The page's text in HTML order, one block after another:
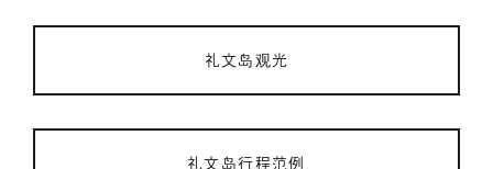
礼文岛观光
礼文岛行程范例